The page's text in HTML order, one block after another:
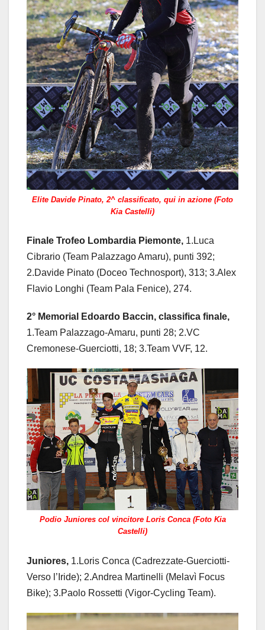
Elite Davide Pinato, 2^ classificato, qui in azione (Foto
Kia Castelli)
Finale Trofeo Lombardia Piemonte, 1.Luca
Cibrario (Team Palazzago Amaru), punti 392;
2.Davide Pinato (Doceo Technosport), 313; 3.Alex
Flavio Longhi (Team Pala Fenice), 274.
2° Memorial Edoardo Baccin, classifica finale,
1.Team Palazzago-Amaru, punti 28; 2.VC
Cremonese-Guerciotti, 18; 3.Team VVF, 12.
Podio Juniores col vincitore Loris Conca (Foto Kia
Castelli)
Juniores, 1.Loris Conca (Cadrezzate-Guerciotti-
Verso l’Iride); 2.Andrea Martinelli (Melavì Focus
Bike); 3.Paolo Rossetti (Vigor-Cycling Team).